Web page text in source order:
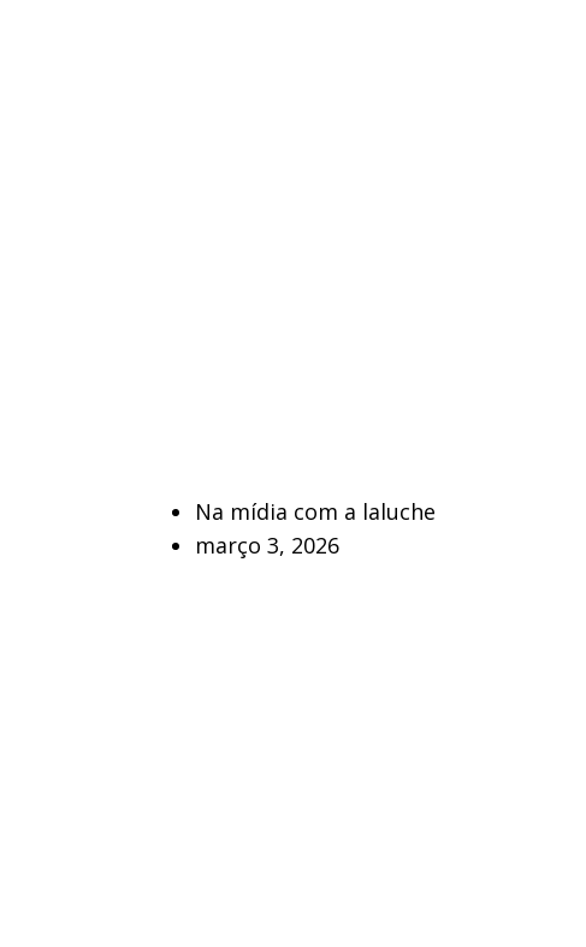
Na mídia com a laluche
março 3, 2026